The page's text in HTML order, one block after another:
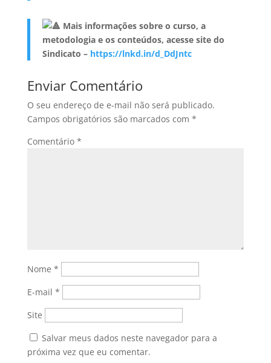
Mais informações sobre o curso, a
metodologia e os conteúdos, acesse site do
Sindicato – https://lnkd.in/d_DdJntc
Enviar Comentário
O seu endereço de e-mail não será publicado.
Campos obrigatórios são marcados com *
Comentário *
Nome *
E-mail *
Site
Salvar meus dados neste navegador para a
próxima vez que eu comentar.